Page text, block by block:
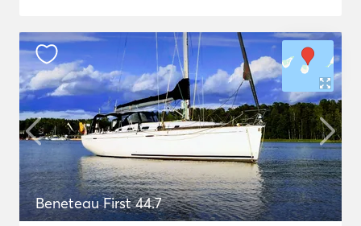
Beneteau First 44.7